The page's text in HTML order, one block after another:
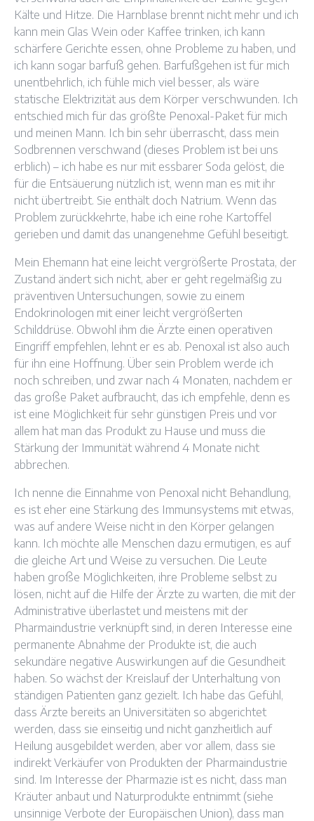
Kälte und Hitze. Die Harnblase brennt nicht mehr und ich
kann mein Glas Wein oder Kaffee trinken, ich kann
schärfere Gerichte essen, ohne Probleme zu haben, und
ich kann sogar barfuß gehen. Barfußgehen ist für mich
unentbehrlich, ich fühle mich viel besser, als wäre
statische Elektrizität aus dem Körper verschwunden. Ich
entschied mich für das größte Penoxal-Paket für mich
und meinen Mann. Ich bin sehr überrascht, dass mein
Sodbrennen verschwand (dieses Problem ist bei uns
erblich) – ich habe es nur mit essbarer Soda gelöst, die
für die Entsäuerung nützlich ist, wenn man es mit ihr
nicht übertreibt. Sie enthält doch Natrium. Wenn das
Problem zurückkehrte, habe ich eine rohe Kartoffel
gerieben und damit das unangenehme Gefühl beseitigt.
Mein Ehemann hat eine leicht vergrößerte Prostata, der
Zustand ändert sich nicht, aber er geht regelmäßig zu
präventiven Untersuchungen, sowie zu einem
Endokrinologen mit einer leicht vergrößerten
Schilddrüse. Obwohl ihm die Ärzte einen operativen
Eingriff empfehlen, lehnt er es ab. Penoxal ist also auch
für ihn eine Hoffnung. Über sein Problem werde ich
noch schreiben, und zwar nach 4 Monaten, nachdem er
das große Paket aufbraucht, das ich empfehle, denn es
ist eine Möglichkeit für sehr günstigen Preis und vor
allem hat man das Produkt zu Hause und muss die
Stärkung der Immunität während 4 Monate nicht
abbrechen.
Ich nenne die Einnahme von Penoxal nicht Behandlung,
es ist eher eine Stärkung des Immunsystems mit etwas,
was auf andere Weise nicht in den Körper gelangen
kann. Ich möchte alle Menschen dazu ermutigen, es auf
die gleiche Art und Weise zu versuchen. Die Leute
haben große Möglichkeiten, ihre Probleme selbst zu
lösen, nicht auf die Hilfe der Ärzte zu warten, die mit der
Administrative überlastet und meistens mit der
Pharmaindustrie verknüpft sind, in deren Interesse eine
permanente Abnahme der Produkte ist, die auch
sekundäre negative Auswirkungen auf die Gesundheit
haben. So wächst der Kreislauf der Unterhaltung von
ständigen Patienten ganz gezielt. Ich habe das Gefühl,
dass Ärzte bereits an Universitäten so abgerichtet
werden, dass sie einseitig und nicht ganzheitlich auf
Heilung ausgebildet werden, aber vor allem, dass sie
indirekt Verkäufer von Produkten der Pharmaindustrie
sind. Im Interesse der Pharmazie ist es nicht, dass man
Kräuter anbaut und Naturprodukte entnimmt (siehe
unsinnige Verbote der Europäischen Union), dass man